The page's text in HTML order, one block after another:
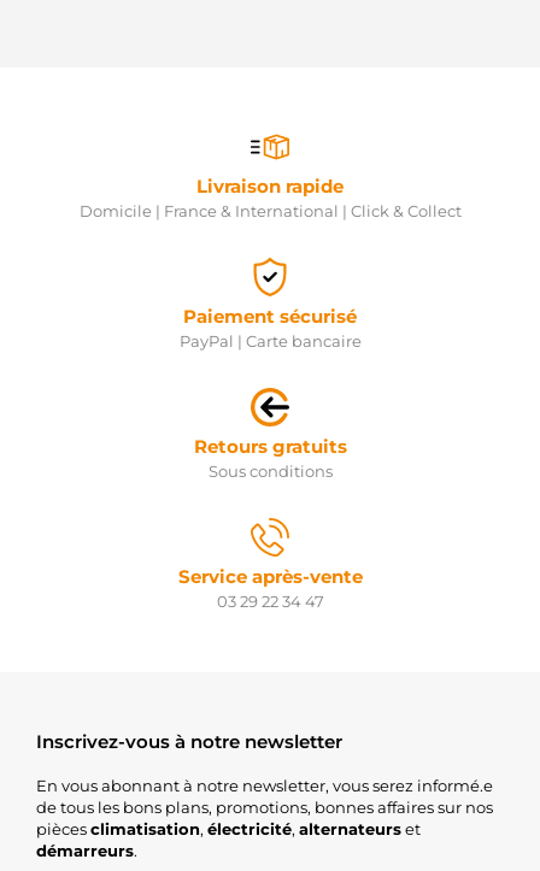
Livraison rapide
Domicile | France & International | Click & Collect
Paiement sécurisé
PayPal | Carte bancaire
Retours gratuits
Sous conditions
Service après-vente
03 29 22 34 47
Inscrivez-vous à notre newsletter
En vous abonnant à notre newsletter, vous serez informé.e
de tous les bons plans, promotions, bonnes affaires sur nos
piècesclimatisation, électricité, alternateurset
démarreurs.